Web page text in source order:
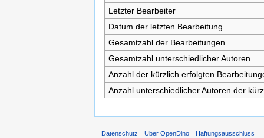
Letzter Bearbeiter
Datum der letzten Bearbeitung
Gesamtzahl der Bearbeitungen
Gesamtzahl unterschiedlicher Autoren
Anzahl der kürzlich erfolgten
Anzahl unterschiedlicher Autoren der
Datenschutz Über OpenDino Haftungsausschluss